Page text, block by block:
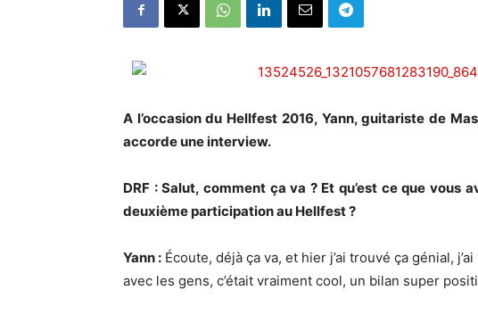
A l’occasion du Hellfest 2016, Yann, guitariste de
accorde une interview.
DRF : Salut, comment ça va ? Et qu’est ce que vous
deuxième participation au Hellfest ?
Yann : Écoute, déjà ça va, et hier j’ai trouvé ça génial,
avec les gens, c’était vraiment cool, un bilan super